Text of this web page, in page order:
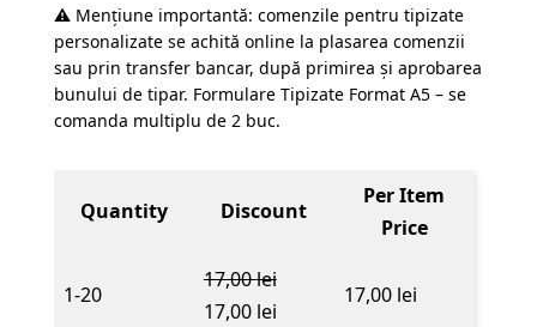
⚠️ Mențiune importantă: comenzile pentru tipizate
personalizate se achită online la plasarea comenzii
sau prin transfer bancar, după primirea și aprobarea
bunului de tipar. Formulare Tipizate Format A5 – se
comanda multiplu de 2 buc.
Quantity Discount
Per Item
Price
1-20
17,00lei
17,00 lei
17,00 lei